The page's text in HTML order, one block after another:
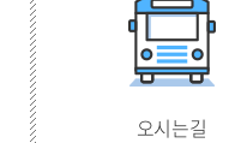
오시는길